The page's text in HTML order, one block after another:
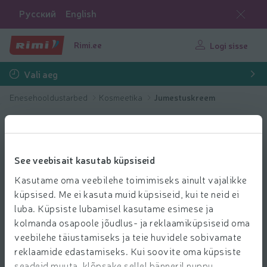
See veebisait kasutab küpsiseid
Kasutame oma veebilehe toimimiseks ainult vajalikke
küpsised. Me ei kasuta muid küpsiseid, kui te neid ei
luba. Küpsiste lubamisel kasutame esimese ja
kolmanda osapoole jõudlus- ja reklaamiküpsiseid oma
veebilehe täiustamiseks ja teie huvidele sobivamate
reklaamide edastamiseks. Kui soovite oma küpsiste
Русский English
Rimi.ee Logi sisse
Vali aeg
Enesehooldustarbed Kosmeetika Jumestuskreem